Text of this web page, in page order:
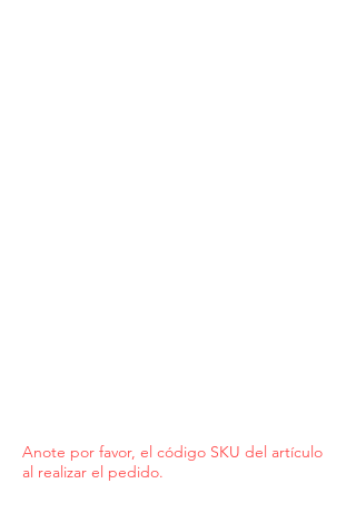
Anote por favor, el código SKU del artículo
al realizar el pedido.